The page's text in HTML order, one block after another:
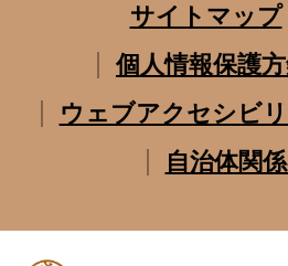
サイトマップ
個人情報保護
ウェブアクセシビ
自治体関